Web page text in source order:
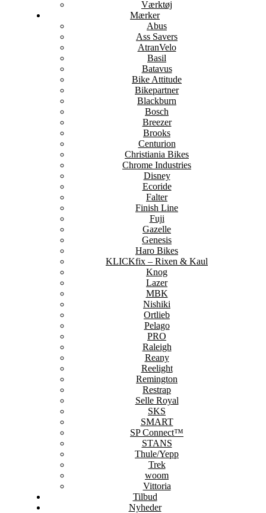
Værktøj
Mærker
Abus
Ass Savers
AtranVelo
Basil
Batavus
Bike Attitude
Bikepartner
Blackburn
Bosch
Breezer
Brooks
Centurion
Christiania Bikes
Chrome Industries
Disney
Ecoride
Falter
Finish Line
Fuji
Gazelle
Genesis
Haro Bikes
KLICKfix – Rixen & Kaul
Knog
Lazer
MBK
Nishiki
Ortlieb
Pelago
PRO
Raleigh
Reany
Reelight
Remington
Restrap
Selle Royal
SKS
SMART
SP Connect™
STANS
Thule/Yepp
Trek
woom
Vittoria
Tilbud
Nyheder